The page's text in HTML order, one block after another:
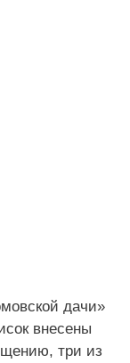
дачи»
внесены
три из